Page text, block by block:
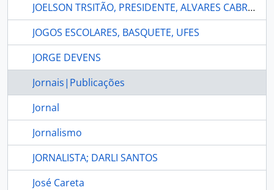
JOELSON TRSITÃO, PRESIDENTE, ALVARES CABRAL
JOGOS ESCOLARES, BASQUETE, UFES
JORGE DEVENS
Jornais|Publicações
Jornal
Jornalismo
JORNALISTA; DARLI SANTOS
José Careta